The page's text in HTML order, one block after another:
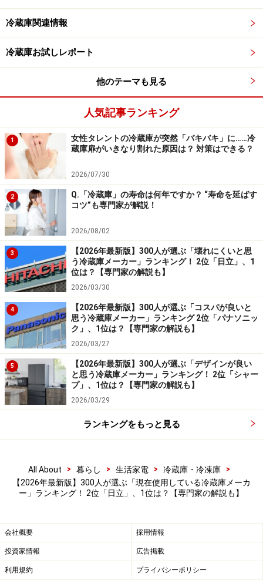
近年は「冷蔵庫カメラ」搭載モデルを強化しており、外
出先からスマホで庫内を確認できるなど、ITを活用した
買い忘れ防止機能も大きな魅力です。
圧倒的な1位となったパナソニックは、70年以上に及ぶ
製造の歴史に裏打ちされた「道具としての完成度」が群
を抜いています。手が届きにくい最上段の奥にコンプレ
ッサーを配置する独自の「トップユニット方式」によ
り、下段の野菜室や冷凍室の容量を拡大。引き出しが
100％全開する「ワンダフルオープン」と相まって、奥
の食材を死蔵させない使い勝手の良さは唯一無二です。
また、解凍の手間なく包丁で切れる「微凍結パーシャ
ル」や、庫内の清潔を保つ「ナノイー」など、忙しい日
常をサポートする機能も充実しています。洗練されたフ
ラットデザインはキッチンのインテリアを選ばず、機能
性と美しさ、そして長期的な信頼性を求める全ての人に
自信を持っておすすめできるブランドです。
＞10位までの全ランキング結果を見る
【安蔵 靖志プロフィール】
家電エバンジェリストであり、家電製品総合アドバイザ
ー。デジタル家電や生活家電に関連する記事を執筆する
ほか、家電のスペシャリストとしてテレビやラジオ、新
聞、雑誌など多数のメディアに出演。ラジオ番組の家電
コーナーの構成なども手がける。All About デジタル・家
＜調査概要＞
・調査名：冷蔵庫に関するアンケート
・調査期間：2026年2月20日
・調査対象：全国10～70代の300人（女性：208人、男
性：87人、回答しない：5人）
冷蔵庫関連情報
冷蔵庫お試しレポート
他のテーマも見る
人気記事ランキング
1
女性タレントの冷蔵庫が突然「バキバキ」に……冷
蔵庫扉がいきなり割れた原因は？ 対策はできる？
2026/07/30
2
Q.「冷蔵庫」の寿命は何年ですか？ “寿命を延ばす
コツ”も専門家が解説！
2026/08/02
3
【2026年最新版】300人が選ぶ「壊れにくいと思
う冷蔵庫メーカー」ランキング！ 2位「日立」、1
位は？【専門家の解説も】
2026/03/30
4
【2026年最新版】300人が選ぶ「コスパが良いと
思う冷蔵庫メーカー」ランキング 2位「パナソニッ
ク」、1位は？【専門家の解説も】
2026/03/27
5
【2026年最新版】300人が選ぶ「デザインが良い
と思う冷蔵庫メーカー」ランキング！ 2位「シャー
プ」、1位は？【専門家の解説も】
2026/03/29
ランキングをもっと見る
All About > 暮らし > 生活家電 > 冷蔵庫・冷凍庫
>
【2026年最新版】300人が選ぶ「現在使用している冷蔵庫メーカ
ー」ランキング！ 2位「日立」、1位は？【専門家の解説も】
会社概要 採用情報
投資家情報 広告掲載
利用規約 プライバシーポリシー